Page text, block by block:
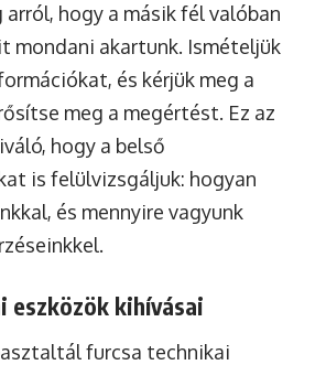
hogy a másik fél valóban
mondani akartunk. Ismételjük
és kérjük meg a
meg a megértést. Ez az
hogy a belső
is felülvizsgáljuk: hogyan
és mennyire vagyunk
eszközök kihívásai
furcsa technikai